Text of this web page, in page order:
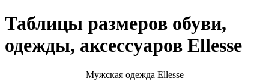
Таблицы размеров обуви,
одежды, аксессуаров Ellesse
Мужская одежда Ellesse